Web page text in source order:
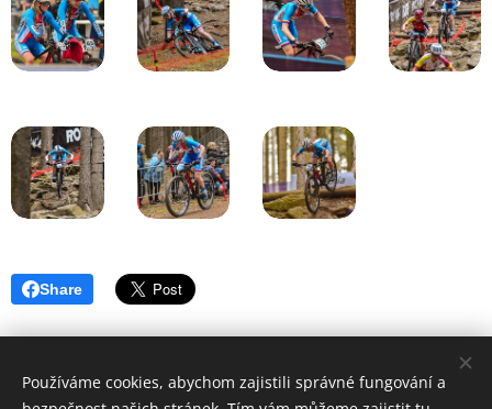
Share
Používáme cookies, abychom zajistili správné fungování a